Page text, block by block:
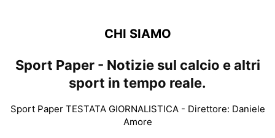
CHI SIAMO
Sport Paper - Notizie sul calcio e altri
sport in tempo reale.
Sport Paper TESTATA GIORNALISTICA - Direttore: Daniele
Amore